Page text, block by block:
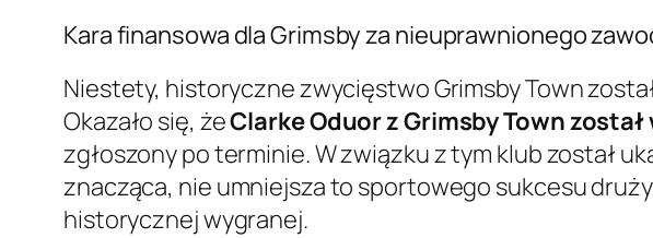
Kara finansowa dla Grimsby za nieuprawnionego
Niestety, historyczne zwycięstwo Grimsby Town
Okazało się, żeClarke Oduor z Grimsby Town
zgłoszony po terminie. W związku z tym klub został
znacząca, nie umniejsza to sportowego sukcesu
historycznej wygranej.